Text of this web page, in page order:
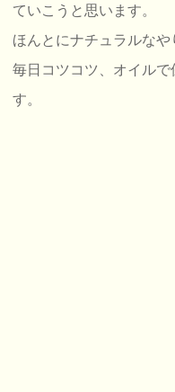
ていこうと思います。
ほんとにナチュラルなや
毎日コツコツ、オイル
す。